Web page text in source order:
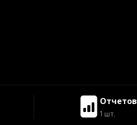
Отчетов
1 шт.